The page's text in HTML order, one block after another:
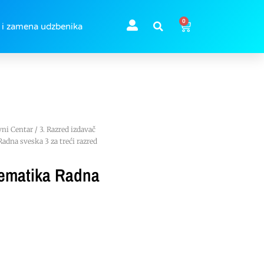
zamena udzbenika
0
Centar/ 3. Razred izdavač
sveska 3 za treći razred
Radna